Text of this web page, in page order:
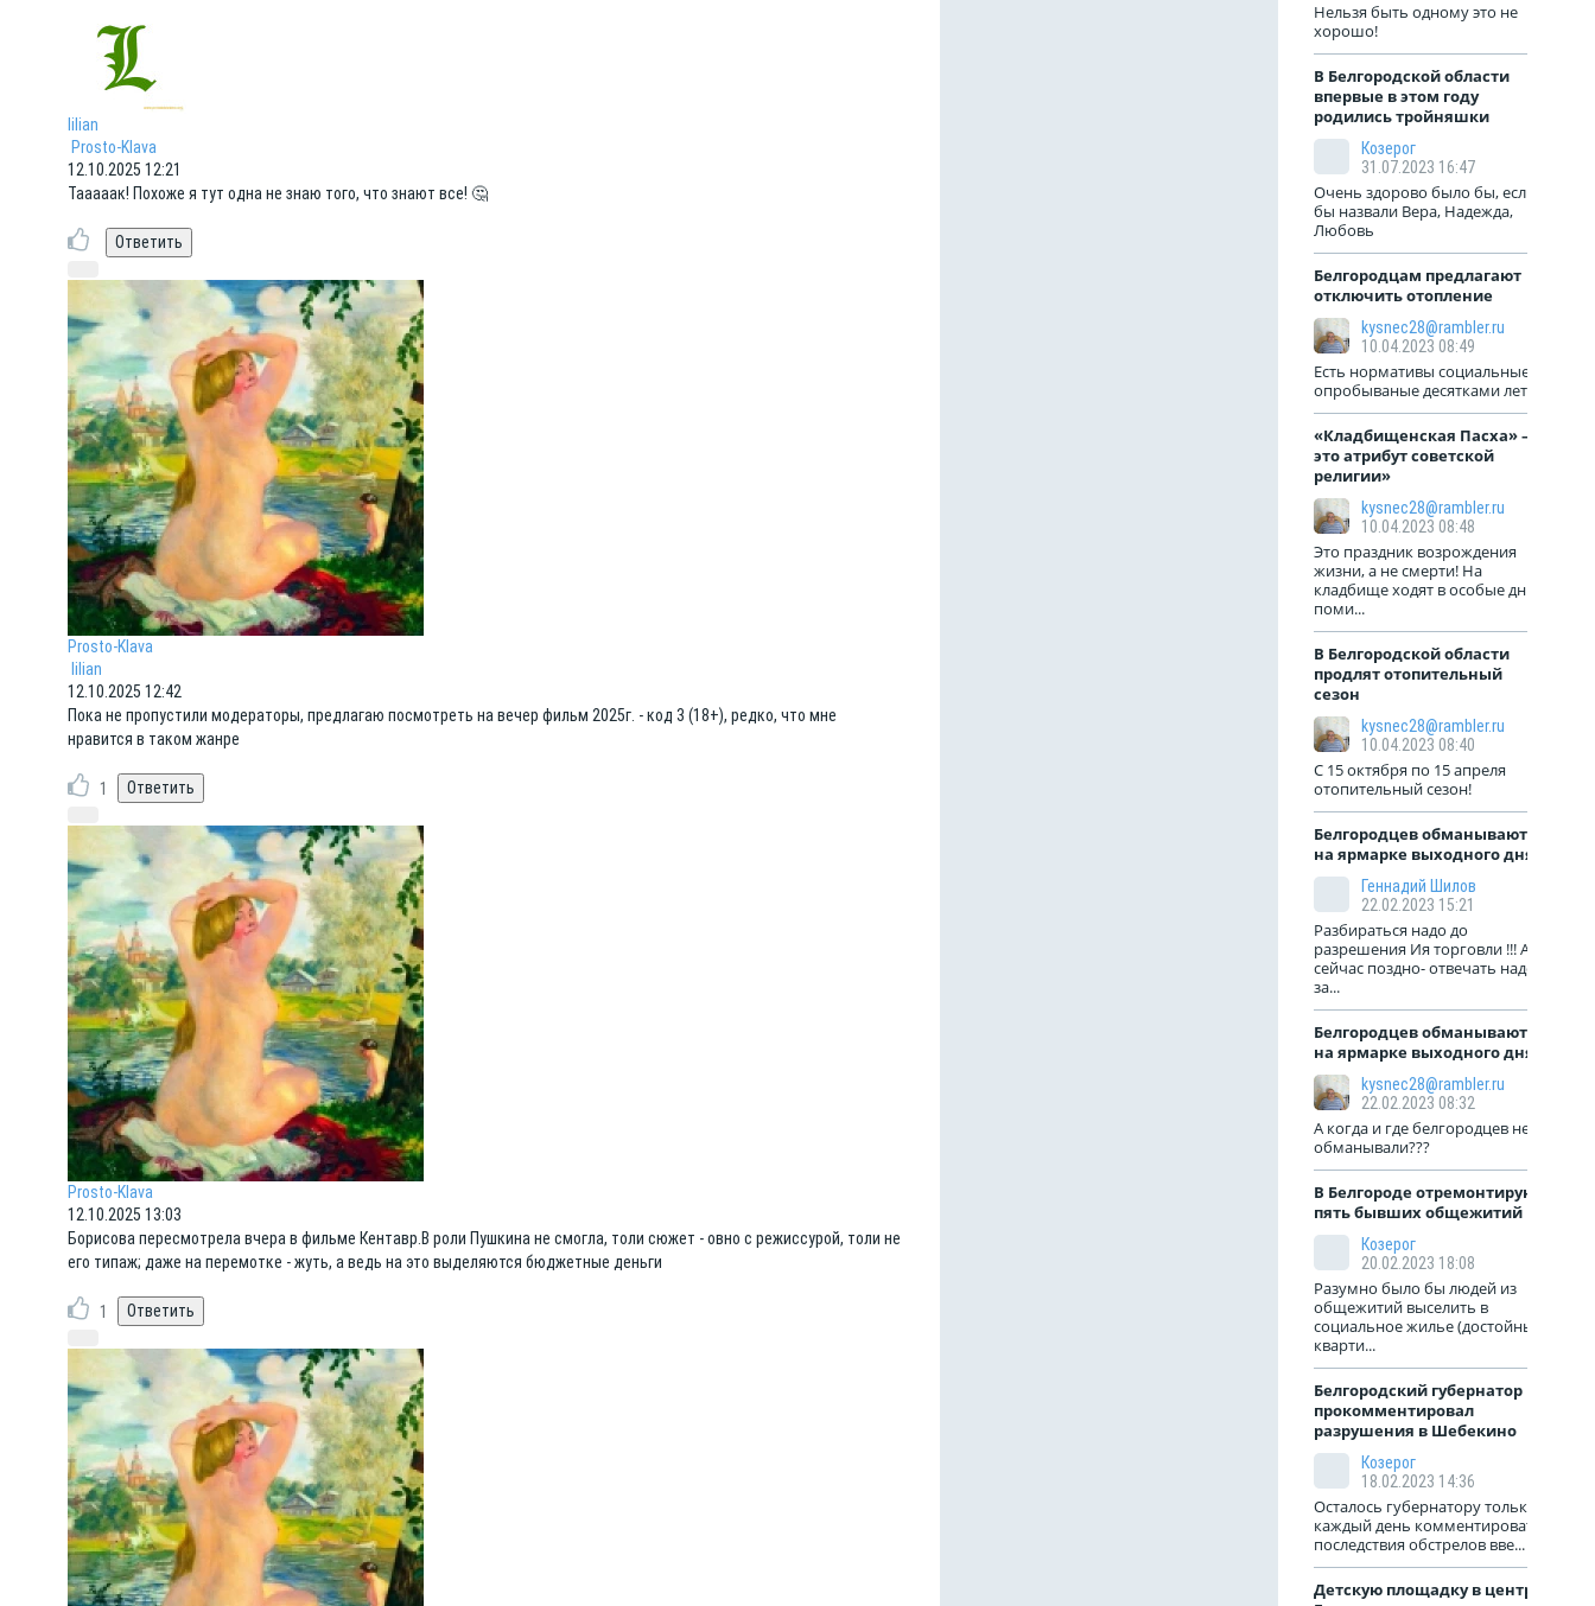
lilian
Prosto-Klava
12.10.2025 12:21
Тааааак! Похоже я тут одна не знаю того, что знают все! 🤔
Prosto-Klava
lilian
12.10.2025 12:42
Пока не пропустили модераторы, предлагаю посмотреть на вечер фильм 2025г. - код 3 (18+), редко, что мне
нравится в таком жанре
1
Prosto-Klava
12.10.2025 13:03
Борисова пересмотрела вчера в фильме Кентавр.В роли Пушкина не смогла, толи сюжет - овно с режиссурой, толи не
его типаж; даже на перемотке - жуть, а ведь на это выделяются бюджетные деньги
1
Нельзя быть одному это не
хорошо!
В Белгородской области
впервые в этом году
родились тройняшки
Козерог
31.07.2023 16:47
Очень здорово было бы, если
бы назвали Вера, Надежда,
Любовь
Белгородцам предлагают
отключить отопление
kysnec28@rambler.ru
10.04.2023 08:49
Есть нормативы социальные
опробываные десятками лет!
«Кладбищенская Пасха» —
это атрибут советской
религии»
kysnec28@rambler.ru
10.04.2023 08:48
Это праздник возрождения
жизни, а не смерти! На
кладбище ходят в особые дни
поми...
В Белгородской области
продлят отопительный
сезон
kysnec28@rambler.ru
10.04.2023 08:40
С 15 октября по 15 апреля
отопительный сезон!
Белгородцев обманывают
на ярмарке выходного дня
Геннадий Шилов
22.02.2023 15:21
Разбираться надо до
разрешения Ия торговли !!! А
сейчас поздно- отвечать надо
за...
Белгородцев обманывают
на ярмарке выходного дня
kysnec28@rambler.ru
22.02.2023 08:32
А когда и где белгородцев не
обманывали???
В Белгороде отремонтируют
пять бывших общежитий
Козерог
20.02.2023 18:08
Разумно было бы людей из
общежитий выселить в
социальное жилье (достойные
кварти...
Белгородский губернатор
прокомментировал
разрушения в Шебекино
Козерог
18.02.2023 14:36
Осталось губернатору только
каждый день комментировать
последствия обстрелов вве...
Детскую площадку в центре